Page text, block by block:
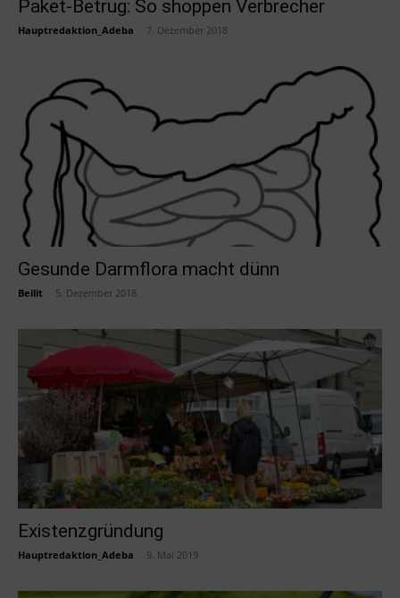
Paket-Betrug: So shoppen Verbrecher
Hauptredaktion_Adeba 7. Dezember 2018
Gesunde Darmflora macht dünn
Beilit 5. Dezember 2018
Existenzgründung
Hauptredaktion_Adeba 9. Mai 2019